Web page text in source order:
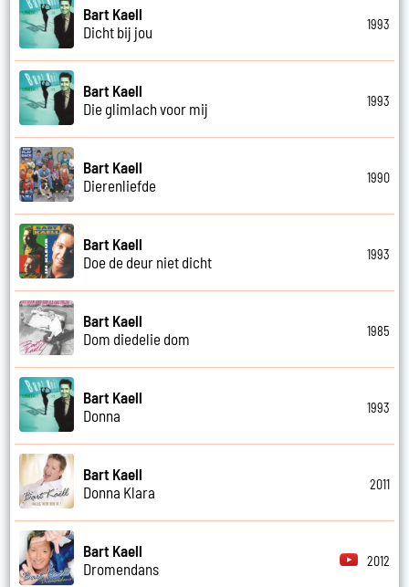
Bart Kaell
Dicht bij jou
1993
Bart Kaell
Die glimlach voor mij
1993
Bart Kaell
Dierenliefde
1990
Bart Kaell
Doe de deur niet dicht
1993
Bart Kaell
Dom diedelie dom
1985
Bart Kaell
Donna
1993
Bart Kaell
Donna Klara
2011
Bart Kaell
Dromendans
2012